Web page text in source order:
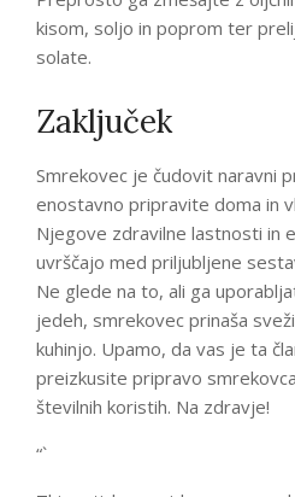
kisom, soljo in poprom ter
solate.
Zaključek
Smrekovec je čudovit naravni
enostavno pripravite doma in
Njegove zdravilne lastnosti in
uvrščajo med priljubljene
Ne glede na to, ali ga
jedeh, smrekovec prinaša
kuhinjo. Upamo, da vas je ta
preizkusite pripravo
številnih koristih. Na zdravje!
“`